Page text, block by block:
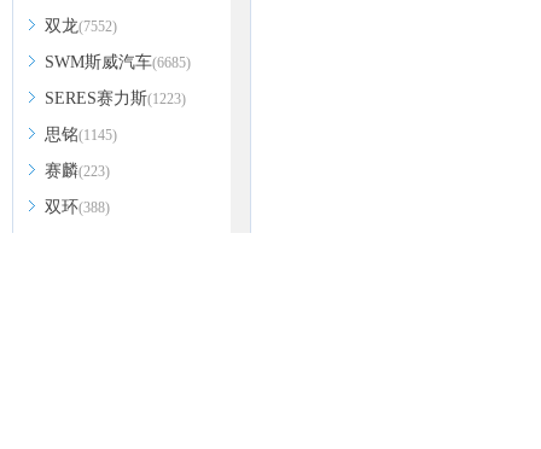
双龙(7552)
SWM斯威汽车(6685)
SERES赛力斯(1223)
思铭(1145)
赛麟(223)
双环(388)